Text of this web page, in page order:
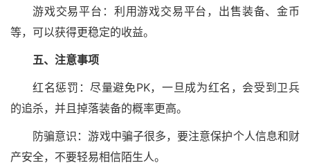
游戏交易平台：利用游戏交易平台，出售装备、金币
等，可以获得更稳定的收益。
五、注意事项
红名惩罚：尽量避免PK，一旦成为红名，会受到卫兵
的追杀，并且掉落装备的概率更高。
防骗意识：游戏中骗子很多，要注意保护个人信息和财
产安全，不要轻易相信陌生人。